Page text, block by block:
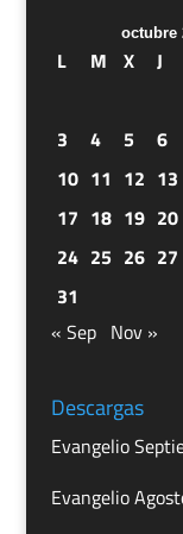
octubre
L M X J
3
4 5 6
10 11 12 13
17 18 19 20
24 25 26 27
31
« Sep Nov »
Descargas
Evangelio
Evangelio